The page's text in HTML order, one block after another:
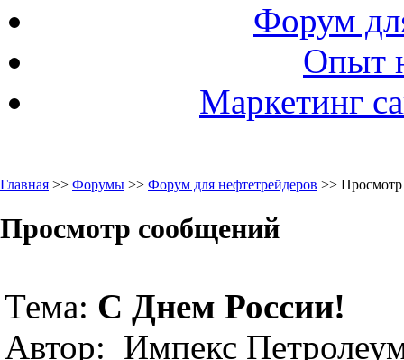
Форум
Опыт
Маркетинг
Главная >> Форумы >> Форум для нефтетрейдеров >>
Просмотр сообщений
Тема: C Днем России!
Автор: Импекс